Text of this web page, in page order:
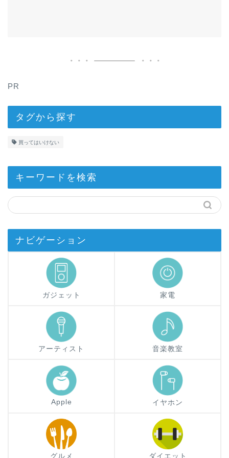
PR
タグから探す
買ってはいけない
キーワードを検索
ナビゲーション
ガジェット 家電
アーティスト 音楽教室
Apple イヤホン
グルメ ダイエット